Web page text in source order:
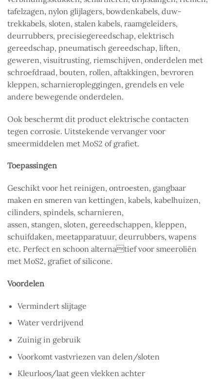
tafelzagen, nylon glijlagers, bowdenkabels, duw-
trekkabels, sloten, stalen kabels, raamgeleiders,
deurrubbers, precisiegereedschap, elektrisch
gereedschap, pneumatisch gereedschap, liften,
geweren, visuitrusting, riemschijven, onderdelen met
schroefdraad, bouten, rollen, aftakkingen, bevroren
kleppen, scharnieropleggingen, grendels en vele
andere bewegende onderdelen.
Ook beschermt dit product elektrische contacten
tegen corrosie. Uitstekende vervanger voor
smeermiddelen met MoS2 of grafiet.
Toepassingen
Geschikt voor het reinigen, ontroesten, gangbaar
maken en smeren van kettingen, kabels, kabelhuizen,
cilinders, spindels, scharnieren,
assen, stangen, sloten, gereedschappen, kleppen,
schuifdaken, meetapparatuur, deurrubbers, wapens
etc. Perfect en schoon alternatief voor smeeroliën
met MoS2, grafiet of silicone.
Voordelen
Vermindert slijtage
Water verdrijvend
Zuinig in gebruik
Voorkomt vastvriezen van delen/sloten
Kleurloos/laat geen vlekken achter